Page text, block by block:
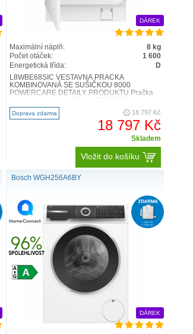
DÁREK
Maximální náplň:
8 kg
Počet otáček:
1 600
Energetická třída:
D
L8WBE68SIC VESTAVNÁ PRAČKA
KOMBINOVANÁ SE SUŠIČKOU 8000
POWERCARE DETAILY PRODUKTU Pračka
PowerCare využívá te..
Doprava zdarma 18 797 Kč
18 797 Kč
Skladem
Vložit do košíku
Bosch WGH256A6BY
DÁREK